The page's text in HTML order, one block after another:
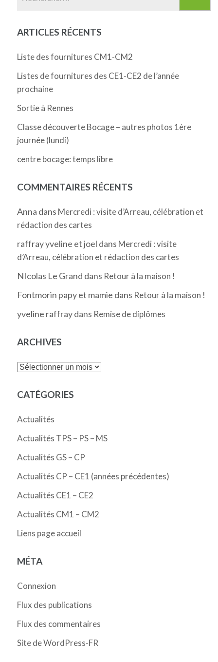
ARTICLES RÉCENTS
Liste des fournitures CM1-CM2
Listes de fournitures des CE1-CE2 de l’année
prochaine
Sortie à Rennes
Classe découverte Bocage – autres photos 1ère
journée (lundi)
centre bocage: temps libre
COMMENTAIRES RÉCENTS
Anna dans Mercredi : visite d’Arreau, célébration et
rédaction des cartes
raffray yveline et joel dans Mercredi : visite
d’Arreau, célébration et rédaction des cartes
NIcolas Le Grand dans Retour à la maison !
Fontmorin papy et mamie dans Retour à la maison !
yveline raffraydans Remise de diplômes
ARCHIVES
Archives
CATÉGORIES
Actualités
Actualités TPS – PS – MS
Actualités GS – CP
Actualités CP – CE1 (années précédentes)
Actualités CE1 – CE2
Actualités CM1 – CM2
Liens page accueil
MÉTA
Connexion
Flux des publications
Flux des commentaires
Site de WordPress-FR